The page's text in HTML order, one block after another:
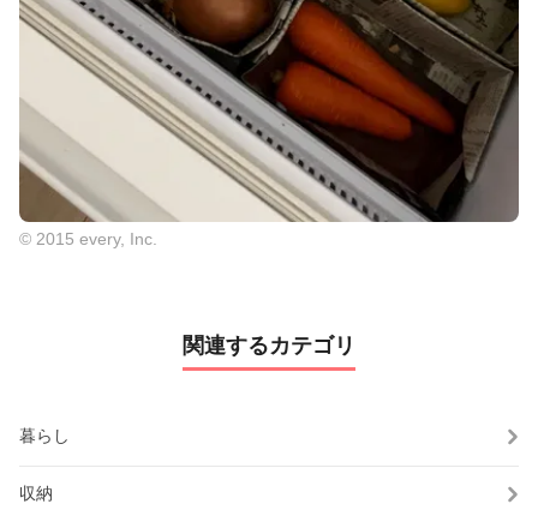
© 2015 every, Inc.
関連するカテゴリ
暮らし
収納